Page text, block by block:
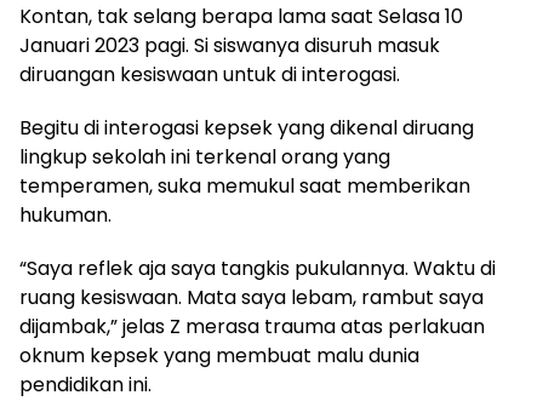
Kontan, tak selang berapa lama saat Selasa 10
Januari 2023 pagi. Si siswanya disuruh masuk
diruangan kesiswaan untuk di interogasi.
Begitu di interogasi kepsek yang dikenal diruang
lingkup sekolah ini terkenal orang yang
temperamen, suka memukul saat memberikan
hukuman.
“Saya reflek aja saya tangkis pukulannya. Waktu di
ruang kesiswaan. Mata saya lebam, rambut saya
dijambak,” jelas Z merasa trauma atas perlakuan
oknum kepsek yang membuat malu dunia
pendidikan ini.